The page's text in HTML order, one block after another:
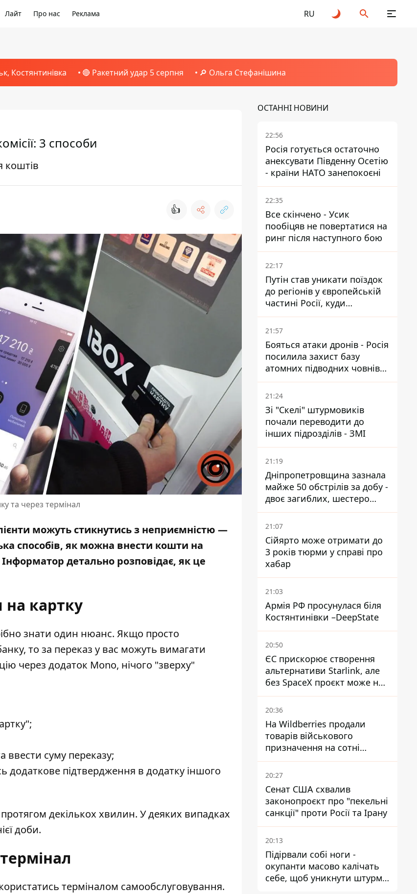
Лайт Про нас Реклама RU
Костянтинівка 🔴 Ракетний удар 5 серпня 🔎 Ольга Стефанішина
3 способи
коштів
👍
та через термінал
можуть стикнутись з неприємністю —
способів, як можна внести кошти на
детально розповідає, як це
на картку
знати один нюанс. Якщо просто
то за переказ у вас можуть вимагати
через додаток Mono, нічого "зверху"
ввести суму переказу;
підтвердження в додатку іншого
декількох хвилин. У деяких випадках
доби.
терміналом самообслуговування.
ОСТАННІ НОВИНИ
22:56
Росія готується остаточно
анексувати Південну Осетію
- країни НАТО занепокоєні
22:35
Все скінчено - Усик
пообіцяв не повертатися на
ринг після наступного бою
22:17
Путін став уникати поїздок
до регіонів у європейській
частині Росії, куди
регулярно долітають дрони
21:57
Бояться атаки дронів - Росія
посилила захист базу
атомних підводних човнів
за 7400 км від України
21:24
Зі "Скелі" штурмовиків
почали переводити до
інших підрозділів - ЗМІ
21:19
Дніпропетровщина зазнала
майже 50 обстрілів за добу -
двоє загиблих, шестеро
постраждалих
21:07
Сійярто може отримати до
3 років тюрми у справі про
хабар
21:03
Армія РФ просунулася біля
Костянтинівки –DeepState
20:50
ЄС прискорює створення
альтернативи Starlink, але
без SpaceX проєкт може не
обійтися
20:36
На Wildberries продали
товарів військового
призначення на сотні
мільйонів, але удари ЗСУ
змінили ситуацію
20:27
Сенат США схвалив
законопроєкт про "пекельні
санкції" проти Росії та Ірану
20:13
Підірвали собі ноги -
окупанти масово калічать
себе, щоб уникнути штурмів